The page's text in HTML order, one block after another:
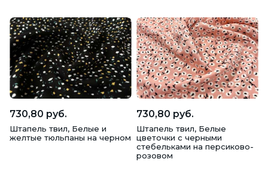
Плюш Минки Подкладочная
Польский хлопок Поплин Рибана
Сатин плательный Свадебный сатин
730,80 руб.
Штапель твил, Белые и
желтые тюльпаны на черном
730,80 руб.
Штапель твил, Белые
цветочки с черными
стебельками на персиково-
розовом